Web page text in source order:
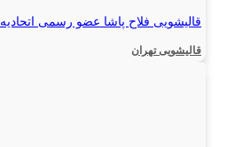
قالیشویی فلاح پاشا عضو رسمی اتحادیه
قالیشویی تهران